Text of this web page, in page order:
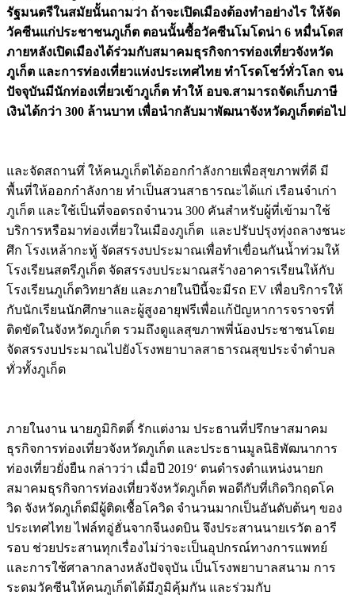
รัฐมนตรีในสมัยนั้นถามว่า ถ้าจะเปิดเมืองต้องทำอย่างไร ให้จัด
วัคซีนแก่ประชาชนภูเก็ต ตอนนั้นซื้อวัคซีนโมโดน่า 6 หมื่นโดส
ภายหลังเปิดเมืองได้ร่วมกับสมาคมธุรกิจการท่องเที่ยวจังหวัด
ภูเก็ต และการท่องเที่ยวแห่งประเทศไทย ทำโรดโชว์ทั่วโลก จน
ปัจจุบันมีนักท่องเที่ยวเข้าภูเก็ต ทำให้ อบจ.สามารถจัดเก็บภาษี
เงินได้กว่า 300 ล้านบาท เพื่อนำกลับมาพัฒนาจังหวัดภูเก็ตต่อไป
และจัดสถานทึ่ ให้คนภูเก็ตได้ออกกำลังกายเพื่อสุขภาพที่ดี มี
พื้นที่ให้ออกกำลังกาย ทำเป็นสวนสาธารณะได้แก่ เรือนจำเก่า
ภูเก็ต และใช้เป็นที่จอดรถจำนวน 300 คันสำหรับผู้ที่เข้ามาใช้
บริการหรือมาท่องเที่ยวในเมืองภูเก็ต และปรับปรุงทุ่งถลางชนะ
ศึก โรงเหล้ากะทู้ จัดสรรงบประมาณเพื่อทำเขื่อนกันน้ำท่วมให้
โรงเรียนสตรีภูเก็ต จัดสรรงบประมาณสร้างอาคารเรียนให้กับ
โรงเรียนภูเก็ตวิทยาลัย และภายในปีนี้จะมีรถ EV เพื่อบริการให้
กับนักเรียนนักศึกษาและผู้สูงอายุฟรีเพื่อแก้ปัญหาการจราจรที่
ติดขัดในจังหวัดภูเก็ต รวมถึงดูแลสุขภาพพี่น้องประชาชนโดย
จัดสรรงบประมาณไปยังโรงพยาบาลสาธารณสุขประจำตำบล
ทั่วทั้งภูเก็ต
ภายในงาน นายภูมิกิตติ์ รักแต่งาม ประธานที่ปรึกษาสมาคม
ธุรกิจการท่องเที่ยวจังหวัดภูเก็ต และประธานมูลนิธิพัฒนาการ
ท่องเที่ยวยั่งยืน กล่าวว่า เมื่อปี 2019‘ ตนดำรงตำแหน่งนายก
สมาคมธุรกิจการท่องเที่ยวจังหวัดภูเก็ต พอดีกับที่เกิดวิกฤตโค
วิด จังหวัดภูเก็ตมีผู้ติดเชื้อโควิด จำนวนมากเป็นอันดับต้นๆ ของ
ประเทศไทย ไฟล์ทอู่ฮั่นจากจีนงดบิน จึงประสานนายเรวัต อารี
รอบ ช่วยประสานทุกเรื่องไม่ว่าจะเป็นอุปกรณ์ทางการแพทย์
และการใช้ศาลากลางหลังปัจจุบัน เป็นโรงพยาบาลสนาม การ
ระดมวัคซีนให้คนภูเก็ตได้มีภูมิคุ้มกัน และร่วมกับ